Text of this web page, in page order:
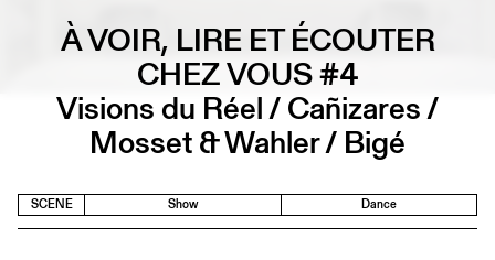
À VOIR, LIRE ET ÉCOUTER
CHEZ VOUS #4
Visions du Réel / Cañizares /
Mosset & Wahler / Bigé
SCENE Show Dance